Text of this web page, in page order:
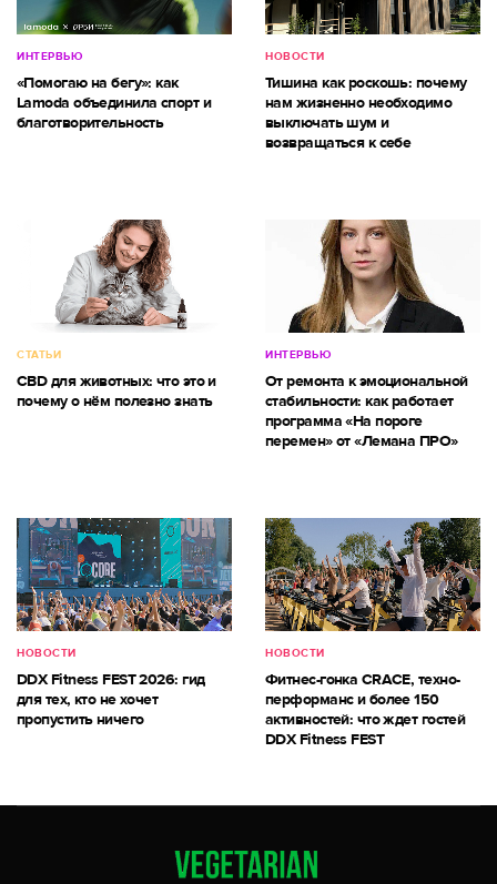
ИНТЕРВЬЮ
«Помогаю на бегу»: как
Lamoda объединила спорт и
благотворительность
НОВОСТИ
Тишина как роскошь: почему
нам жизненно необходимо
выключать шум и
возвращаться к себе
СТАТЬИ
CBD для животных: что это и
почему о нём полезно знать
ИНТЕРВЬЮ
От ремонта к эмоциональной
стабильности: как работает
программа «На пороге
перемен» от «Лемана ПРО»
НОВОСТИ
DDX Fitness FEST 2026: гид
для тех, кто не хочет
пропустить ничего
НОВОСТИ
Фитнес-гонка CRACE, техно-
перформанс и более 150
активностей: что ждет гостей
DDX Fitness FEST